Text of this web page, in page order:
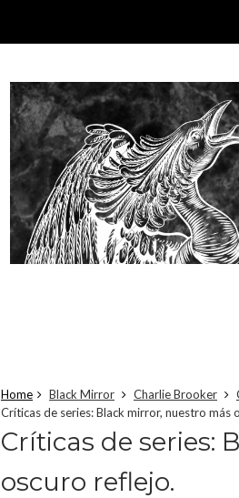
Home Black Mirror Charlie Brooker
Críticas de series: Black mirror, nuestro más
Críticas de series:
oscuro reflejo.